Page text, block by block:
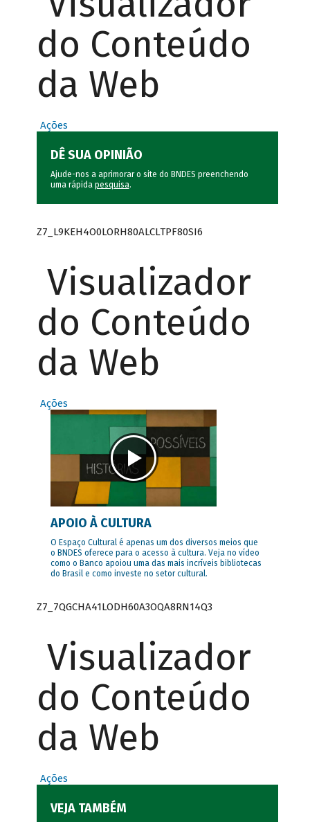
do Conteúdo
da Web
Ações
DÊ SUA OPINIÃO
Ajude-nos a aprimorar o site do BNDES preenchendo
uma rápida pesquisa.
Z7_L9KEH4O0LORH80ALCLTPF80SI6
Visualizador
do Conteúdo
da Web
Ações
APOIO À CULTURA
O Espaço Cultural é apenas um dos diversos meios que
o BNDES oferece para o acesso à cultura. Veja no vídeo
como o Banco apoiou uma das mais incríveis bibliotecas
do Brasil e como investe no setor cultural.
Z7_7QGCHA41LODH60A3OQA8RN14Q3
Visualizador
do Conteúdo
da Web
Ações
VEJA TAMBÉM